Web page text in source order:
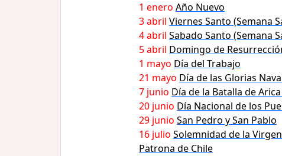
1 enero Año Nuevo
3 abril Viernes Santo (Semana
4 abril Sabado Santo (Semana
5 abril Domingo de
1 mayo Día del Trabajo
21 mayo Día de las Glorias
7 junio Día de la Batalla de
20 junio Día Nacional de los
29 junio San Pedro y San Pablo
16 julio Solemnidad de la
Patrona de Chile